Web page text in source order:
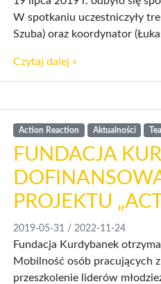
W spotkaniu uczestniczyły
Szuba) oraz koordynator
Czytaj dalej »
Action Reaction Aktualności
FUNDACJA
PROJEKTU
2019-05-31 / 2022-11-24
Fundacja Kurdybanek
Mobilność osób pracujących
przeszkolenie liderów